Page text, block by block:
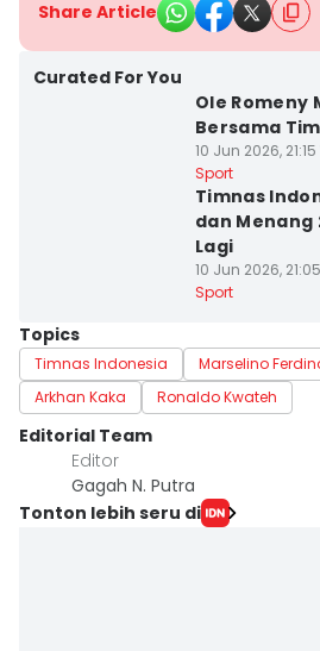
Share Article
Curated For You
Ole Romeny
Bersama
10 Jun 2026, 21:15
Sport
Timnas
dan Menang
Lagi
10 Jun 2026,
Sport
Topics
Timnas Indonesia Marselino
Arkhan Kaka
Ronaldo Kwateh
Editorial Team
Editor
Gagah N. Putra
Tonton lebih seru di